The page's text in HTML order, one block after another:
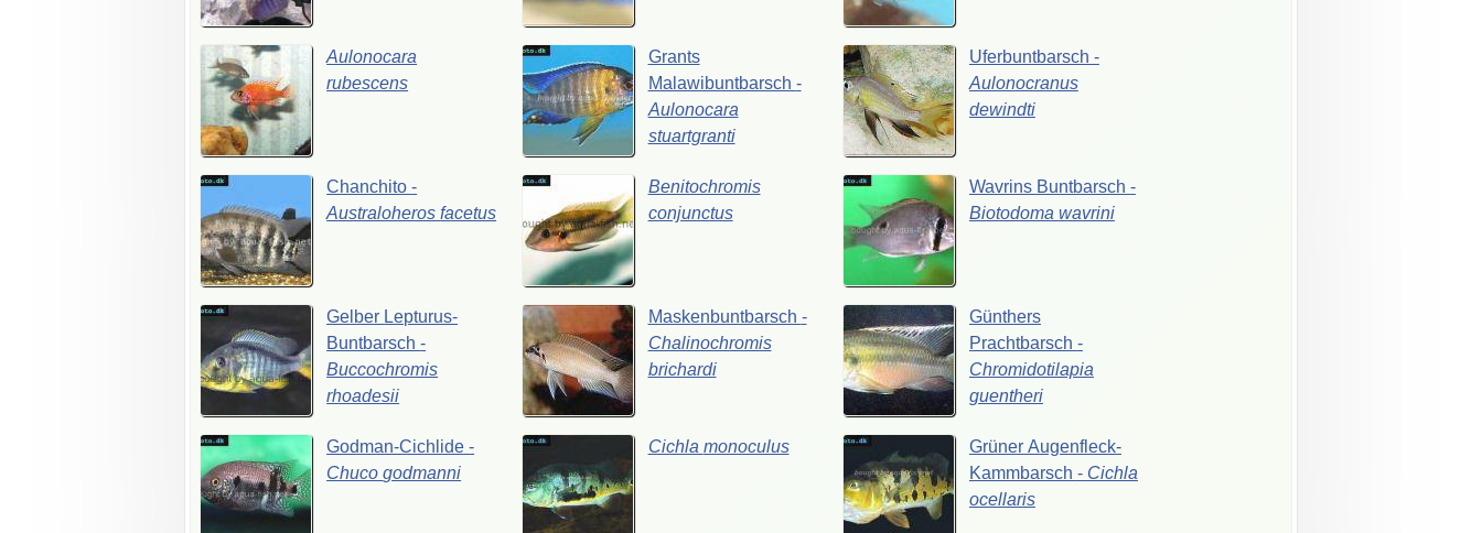
Aulonocara
rubescens
Grants
Malawibuntbarsch -
Aulonocara
stuartgranti
Uferbuntbarsch -
Aulonocranus
dewindti
Chanchito-
Australoherosfacetus
Benitochromis
conjunctus
Wavrins Buntbarsch -
Biotodoma wavrini
Gelber Lepturus-
Buntbarsch-
Buccochromis
rhoadesii
Maskenbuntbarsch -
Chalinochromis
brichardi
Günthers
Prachtbarsch -
Chromidotilapia
guentheri
Godman-Cichlide-
Chucogodmanni
Cichla monoculus Grüner Augenfleck-
Kammbarsch - Cichla
ocellaris